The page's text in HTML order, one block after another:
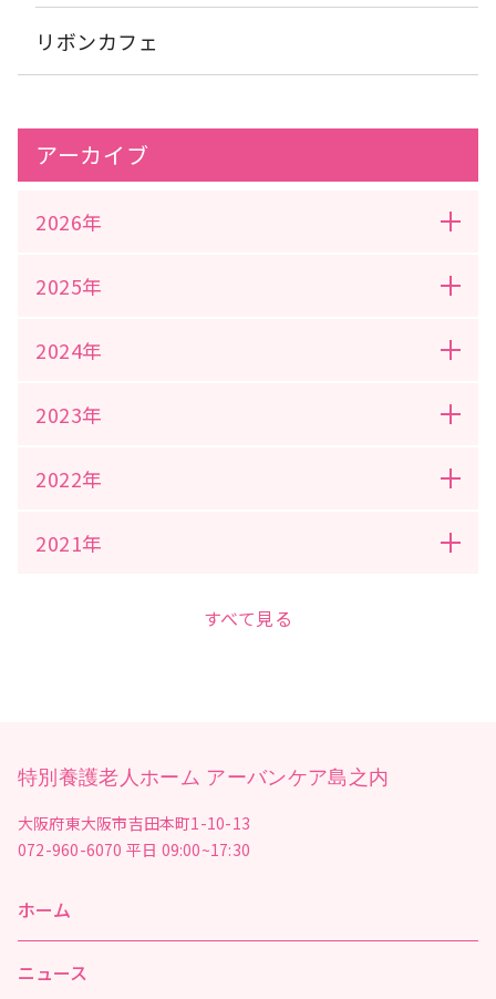
リボンカフェ
アーカイブ
2026年
2025年
2024年
2023年
2022年
2021年
すべて見る
特別養護老人ホーム アーバンケア島之内
大阪府東大阪市吉田本町1-10-13
072-960-6070 平日 09:00~17:30
ホーム
ニュース